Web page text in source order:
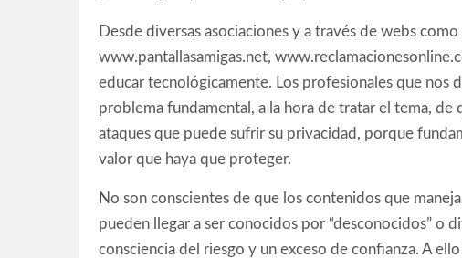
Desde diversas asociaciones y a través de webs
www.pantallasamigas.net,
educar tecnológicamente. Los profesionales que nos
problema fundamental, a la hora de tratar el tema, de
ataques que puede sufrir su privacidad, porque
valor que haya que proteger.
No son conscientes de que los contenidos que
pueden llegar a ser conocidos por “desconocidos” o
consciencia del riesgo y un exceso de confianza. A